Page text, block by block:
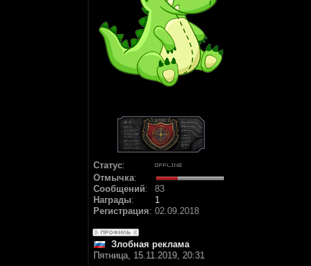
Статус:
Отмычка:
Сообщений:
83
Награды:
1
Регистрация: 02.09.2018
Злобная реклама
Пятница, 15.11.2019, 20:31